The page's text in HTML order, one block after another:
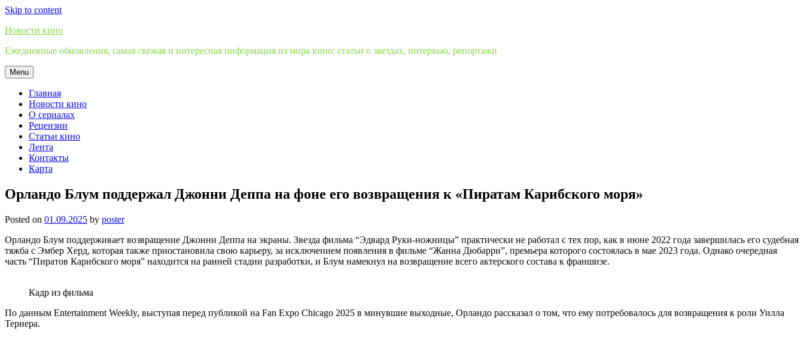
Skip to content
Новости кино
Ежедневные обновления, самая свежая и интересная информация из мира кино: статьи о звездах, интервью, репортажи
Menu
Главная
Новости кино
О сериалах
Рецензии
Статьи кино
Лента
Контакты
Карта
Орландо Блум поддержал Джонни Деппа на фоне его возвращения к «Пиратам Карибского моря»
Posted on 01.09.2025 by poster
Орландо Блум поддерживает возвращение Джонни Деппа на экраны. Звезда фильма “Эдвард Руки-ножницы” практически не работал с тех пор, как в июне 2022 года завершилась его судебная
тяжба с Эмбер Херд, которая также приостановила свою карьеру, за исключением появления в фильме “Жанна Дюбарри”, премьера которого состоялась в мае 2023 года. Однако очередная
часть “Пиратов Карибского моря” находится на ранней стадии разработки, и Блум намекнул на возвращение всего актерского состава к франшизе.
Кадр из фильма
По данным Entertainment Weekly, выступая перед публикой на Fan Expo Chicago 2025 в минувшие выходные, Орландо рассказал о том, что ему потребовалось для возвращения к роли Уилла
Тернера.